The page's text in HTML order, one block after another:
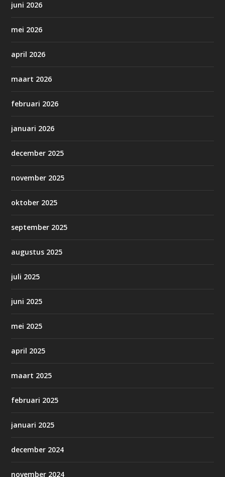
juni 2026
mei 2026
april 2026
maart 2026
februari 2026
januari 2026
december 2025
november 2025
oktober 2025
september 2025
augustus 2025
juli 2025
juni 2025
mei 2025
april 2025
maart 2025
februari 2025
januari 2025
december 2024
november 2024